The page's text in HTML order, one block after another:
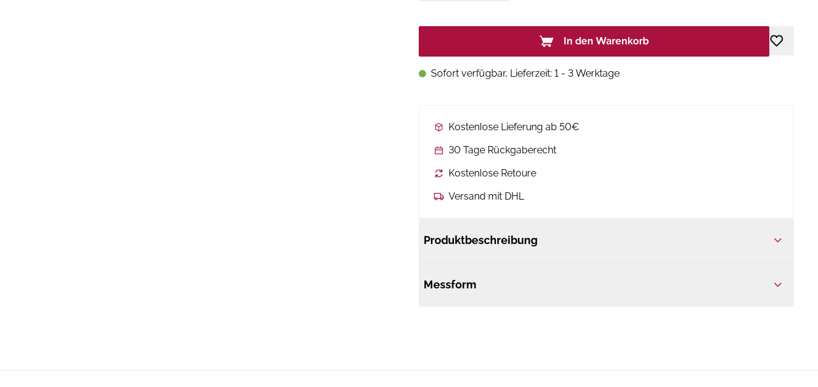
In den Warenkorb
Sofort verfügbar, Lieferzeit: 1 - 3 Werktage
Kostenlose Lieferung ab 50€
30 Tage Rückgaberecht
Kostenlose Retoure
Versand mit DHL
Produktbeschreibung
Messform